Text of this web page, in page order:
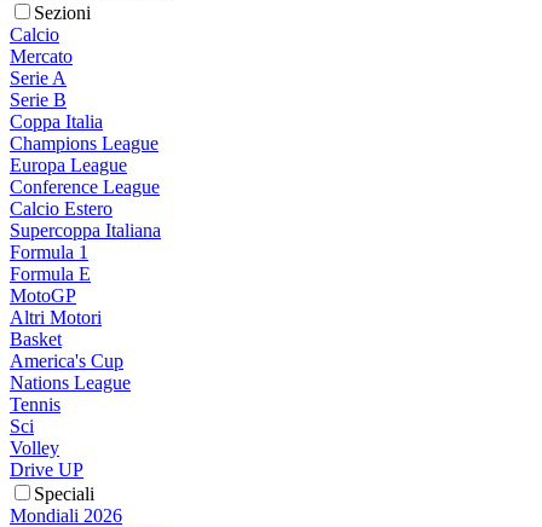
Sezioni
Calcio
Mercato
Serie A
Serie B
Coppa Italia
Champions League
Europa League
Conference League
Calcio Estero
Supercoppa Italiana
Formula 1
Formula E
MotoGP
Altri Motori
Basket
America's Cup
Nations League
Tennis
Sci
Volley
Drive UP
Speciali
Mondiali 2026